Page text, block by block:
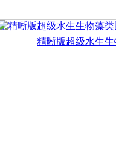
精晰版超级水生生物